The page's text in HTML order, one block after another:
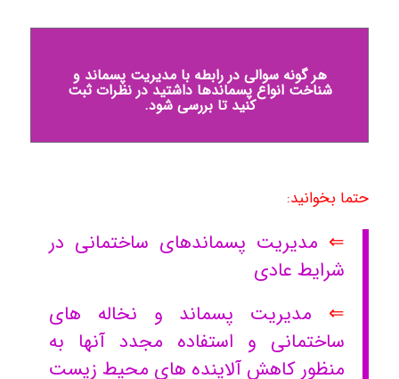
هر گونه سوالی در رابطه با مدیریت پسماند و
شناخت انواع پسماندها داشتید در نظرات ثبت
کنید تا بررسی شود.
حتما بخوانید:
⇐ مدیریت پسماندهای ساختمانی در
شرایط عادی
⇐ مدیریت پسماند و نخاله های
ساختمانی و استفاده مجدد آنها به
منظور کاهش آلاینده های محیط زیست